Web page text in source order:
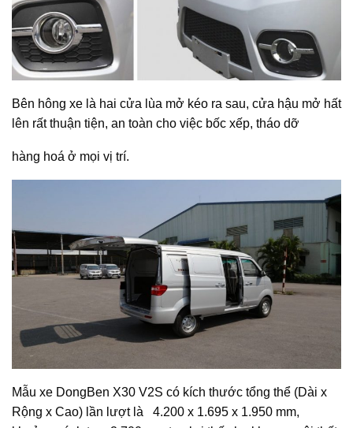
Bên hông xe là hai cửa lùa mở kéo ra sau, cửa hậu mở hất
lên rất thuận tiện, an toàn cho việc bốc xếp, tháo dỡ
hàng hoá ở mọi vị trí.
Mẫu xe DongBen X30 V2S có kích thước tổng thể (Dài x
Rộng x Cao) lần lượt là 4.200 x 1.695 x 1.950 mm,